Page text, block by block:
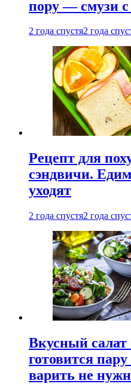
пору — смузи с
2 года спустя2 года
Рецепт для
сэндвичи.
уходят
2 года спустя2 года
Вкусный салат
готовится
варить не